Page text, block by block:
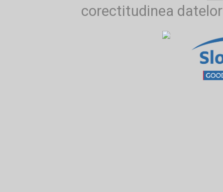
corectitudinea